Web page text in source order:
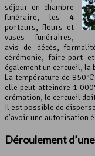
séjour en chambre
funéraire, les 4
porteurs, fleurs et
vases funéraires,
avis de décès,
cérémonie, faire-part
également un cercueil,
La température de
elle peut atteindre 1
crémation, le cercueil
Il est possible de
d’avoir une autorisation
Déroulement d’une